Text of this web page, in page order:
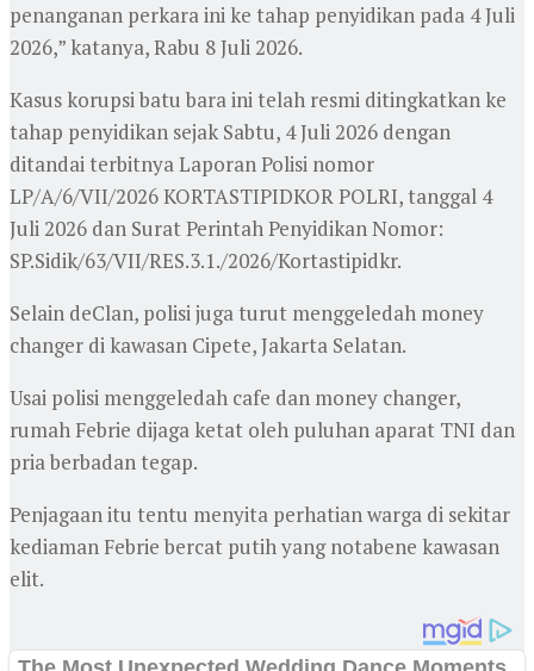
penanganan perkara ini ke tahap penyidikan pada 4 Juli
2026,” katanya, Rabu 8 Juli 2026.
Kasus korupsi batu bara ini telah resmi ditingkatkan ke
tahap penyidikan sejak Sabtu, 4 Juli 2026 dengan
ditandai terbitnya Laporan Polisi nomor
LP/A/6/VII/2026 KORTASTIPIDKOR POLRI, tanggal 4
Juli 2026 dan Surat Perintah Penyidikan Nomor:
SP.Sidik/63/VII/RES.3.1./2026/Kortastipidkr.
Selain deClan, polisi juga turut menggeledah money
changer di kawasan Cipete, Jakarta Selatan.
Usai polisi menggeledah cafe dan money changer,
rumah Febrie dijaga ketat oleh puluhan aparat TNI dan
pria berbadan tegap.
Penjagaan itu tentu menyita perhatian warga di sekitar
kediaman Febrie bercat putih yang notabene kawasan
elit.